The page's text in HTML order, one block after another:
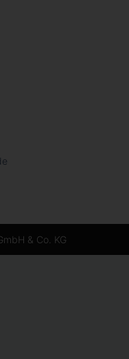
& Co. KG